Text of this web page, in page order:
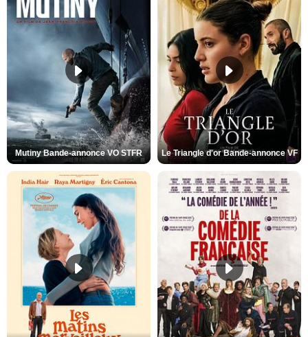
Mutiny Bande-annonce VO STFR Le Triangle d'or Bande-annonce VF